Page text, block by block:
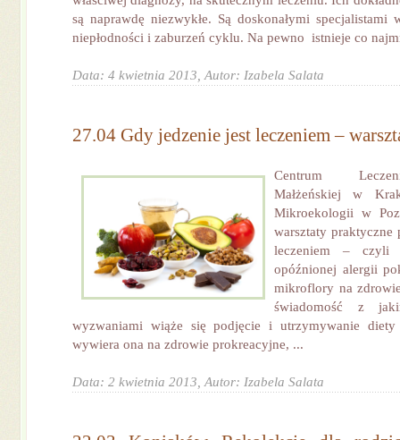
są naprawdę niezwykłe. Są doskonałymi specjalistami
niepłodności i zaburzeń cyklu. Na pewno istnieje co
Data: 4 kwietnia 2013, Autor: Izabela Salata
27.04 Gdy jedzenie jest leczeniem –
Centrum
Małżeńskiej w
Mikroekologii w
warsztaty praktyczne
leczeniem – czyli
opóźnionej alergii
mikroflory na
świadomość z
wyzwaniami wiąże się podjęcie i utrzymywanie
wywiera ona na zdrowie prokreacyjne, ...
Data: 2 kwietnia 2013, Autor: Izabela Salata